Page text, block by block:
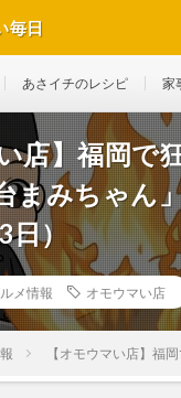
毎日
あさイチのレシピ 家
店】福岡で
まみちゃん
日）
メ情報 オモウマい店
【オモウマい店】福